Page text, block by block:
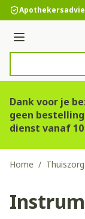
Ga naar de inhoud
Menu
Dank voor je
geen
dienst vanaf
Home /